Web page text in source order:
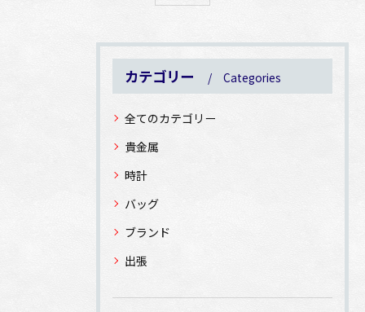
カテゴリー Categories
全てのカテゴリー
貴金属
時計
バッグ
ブランド
出張